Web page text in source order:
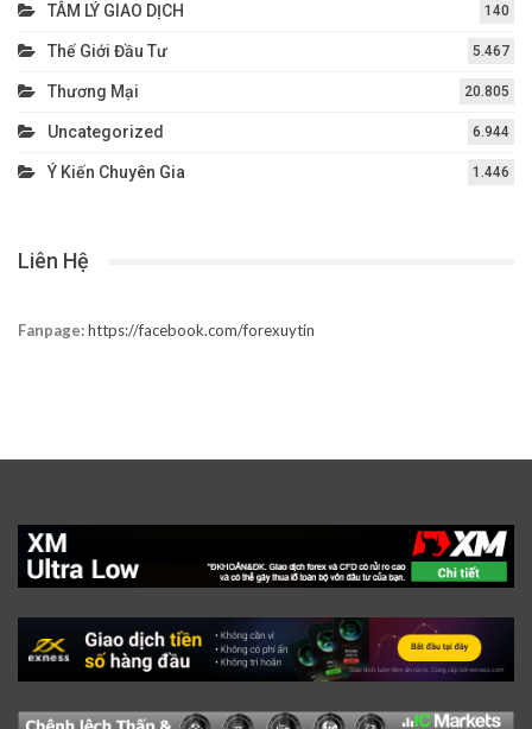
TÂM LÝ GIAO DỊCH 140
Thế Giới Đầu Tư 5.467
Thương Mại 20.805
Uncategorized 6.944
Ý Kiến Chuyên Gia 1.446
Liên Hệ
Fanpage:https://facebook.com/forexuytin